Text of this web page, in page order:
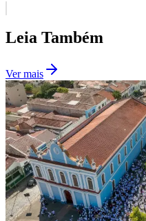
Leia Também
Ver mais